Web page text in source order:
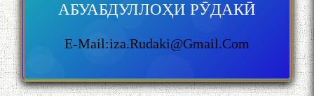
АБУАБДУЛЛОҲИ РӮДАКӢ
E-Mail:iza.rudaki@gmail.com
به عبارت دیگر: گفتگو با مومن